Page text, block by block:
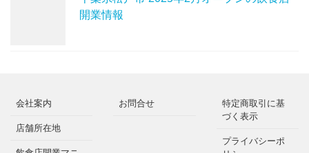
開業情報
会社案内
店舗所在地
お問合せ
特定商取引に基
づく表示
プライバシーポ